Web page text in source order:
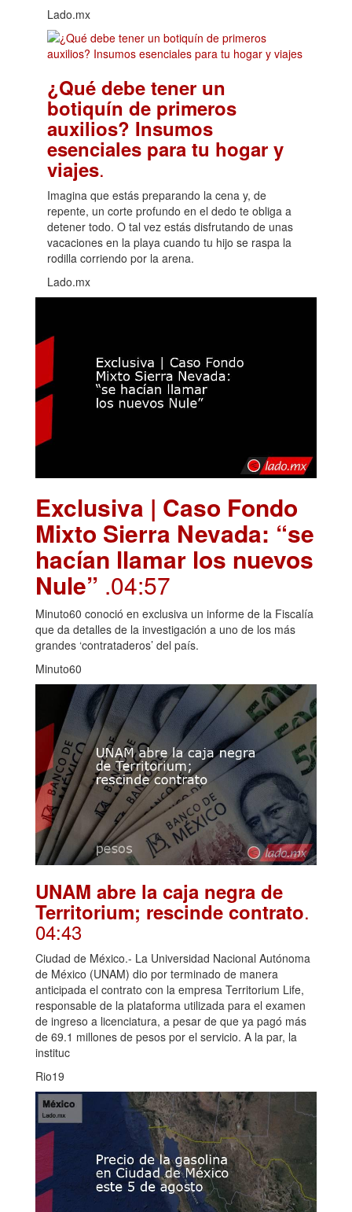
Lado.mx
¿Qué debe tener un
botiquín de primeros
auxilios? Insumos
esenciales para tu hogar y
viajes.
Imagina que estás preparando la cena y, de
repente, un corte profundo en el dedo te obliga a
detener todo. O tal vez estás disfrutando de unas
vacaciones en la playa cuando tu hijo se raspa la
rodilla corriendo por la arena.
Lado.mx
Exclusiva | Caso Fondo
Mixto Sierra Nevada: “se
hacían llamar los nuevos
Nule” .04:57
Minuto60 conoció en exclusiva un informe de la Fiscalía
que da detalles de la investigación a uno de los más
grandes ‘contrataderos’ del país.
Minuto60
UNAM abre la caja negra de
Territorium; rescinde contrato.
04:43
Ciudad de México.- La Universidad Nacional Autónoma
de México (UNAM) dio por terminado de manera
anticipada el contrato con la empresa Territorium Life,
responsable de la plataforma utilizada para el examen
de ingreso a licenciatura, a pesar de que ya pagó más
de 69.1 millones de pesos por el servicio. A la par, la
instituc
Rio19